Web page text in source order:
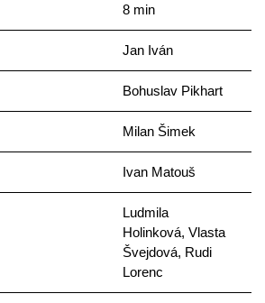
8 min
Jan Iván
Bohuslav Pikhart
Milan Šimek
Ivan Matouš
Ludmila
Holinková, Vlasta
Švejdová, Rudi
Lorenc